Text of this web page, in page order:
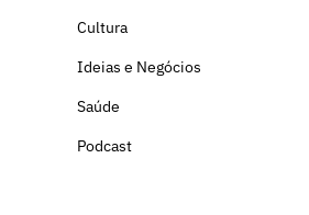
Cultura
Ideias e Negócios
Saúde
Podcast